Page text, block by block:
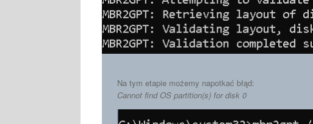
Na tym etapie możemy napotkać błąd:
Cannot find OS partition(s) for disk 0